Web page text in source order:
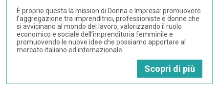
È proprio questa la mission di Donna e Impresa: promuovere
l’aggregazione tra imprenditrici, professioniste e donne che
si avvicinano al mondo del lavoro, valorizzando il ruolo
economico e sociale dell’imprenditoria femminile e
promuovendo le nuove idee che possiamo apportare al
mercato italiano ed internazionale.
Scopri di più